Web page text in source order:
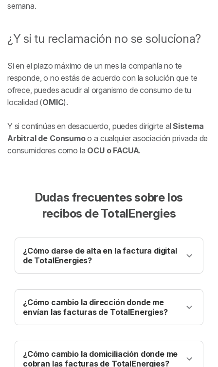
semana.
¿Y si tu reclamación no se soluciona?
Si en el plazo máximo de un mes la compañía no te
responde, o no estás de acuerdo con la solución que te
ofrece, puedes acudir al organismo de consumo de tu
localidad (OMIC).
Y si continúas en desacuerdo, puedes dirigirte alSistema
Arbitral de Consumoo a cualquier asociación privada de
consumidores como la OCU o FACUA.
Dudas frecuentes sobre los
recibos de TotalEnergies
¿Cómo darse de alta en la factura digital
de TotalEnergies?
Entra en tu área de clientes con DNI y usuario.
Pincha en “Mis contratos” o haz clic en la
imagen superior derecha de factura
electrónica.
¿Cómo cambio la dirección donde me
envían las facturas de TotalEnergies?
Accede o regístrate en el área cliente con DNI
En el apartado “Resumen” pincha en
“gestionar contrato” en el contrato donde
¿Cómo cambio la domiciliación donde me
cobran las facturas de TotalEnergies?